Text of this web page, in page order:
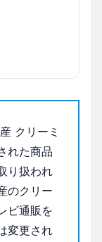
クリーミ
れた商品
り扱われ
のクリー
ビ通販を
変更され